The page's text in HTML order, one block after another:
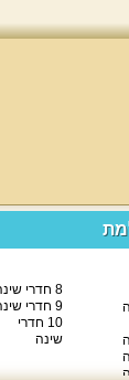
8 חדרי שינה
9 חדרי שינה
10 חדרי
שינה